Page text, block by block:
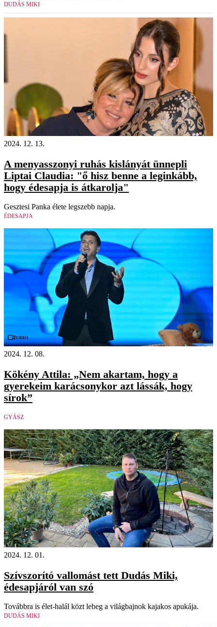
DUDÁS MIKI
2024. 12. 13.
A menyasszonyi ruhás kislányát ünnepli
Liptai Claudia: "ő hisz benne a leginkább,
hogy édesapja is átkarolja"
Gesztesi Panka élete legszebb napja.
ÉDESAPJA
Videó
2024. 12. 08.
Kökény Attila: „Nem akartam, hogy a
gyerekeim karácsonykor azt lássák, hogy
sírok”
GYÁSZ
18+
2024. 12. 01.
Szívszorító vallomást tett Dudás Miki,
édesapjáról van szó
Továbbra is élet-halál közt lebeg a világbajnok kajakos apukája.
DUDÁS MIKI